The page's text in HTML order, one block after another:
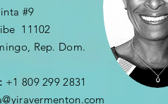
#9
11102
Rep. Dom.
+1 809 299 2831